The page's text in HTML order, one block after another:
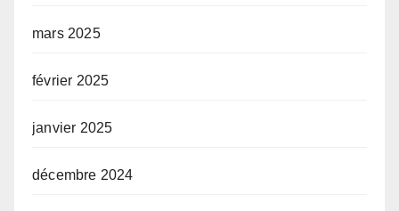
mars 2025
février 2025
janvier 2025
décembre 2024